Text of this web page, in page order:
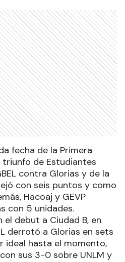
fecha de la Primera
triunfo de Estudiantes
contra Glorias y de la
con seis puntos y como
Hacoaj y GEVP
con 5 unidades.
el debut a Ciudad B, en
derrotó a Glorias en sets
ideal hasta el momento,
sus 3-0 sobre UNLM y